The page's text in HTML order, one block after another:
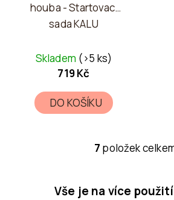
houba - Startovací
sada KALU
Skladem (>5 ks)
719 Kč
DO KOŠÍKU
O
l
7 položek
Vše je na více použití